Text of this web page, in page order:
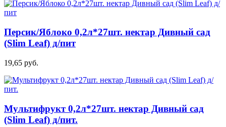
Персик/Яблоко 0,2л*27шт. нектар Дивный сад
(Slim Leaf) д/пит
19,65 руб.
Мультифрукт 0,2л*27шт. нектар Дивный сад
(Slim Leaf) д/пит.